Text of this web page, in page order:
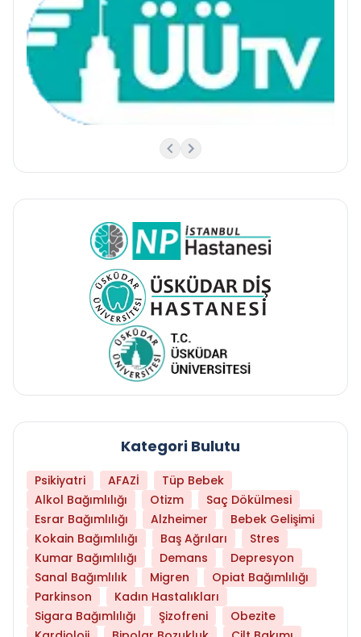
Kategori Bulutu
Psikiyatri AFAZİ
Tüp Bebek
Alkol Bağımlılığı
Otizm
Saç Dökülmesi
Esrar Bağımlılığı
Alzheimer
Bebek Gelişimi
Kokain Bağımlılığı
Baş Ağrıları
Stres
Kumar Bağımlılığı
Demans
Depresyon
Sanal Bağımlılık
Migren
Opiat Bağımlılığı
Parkinson
Kadın Hastalıkları
Sigara Bağımlılığı
Şizofreni
Obezite